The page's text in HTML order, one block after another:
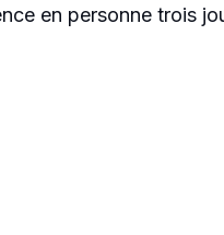
en personne trois